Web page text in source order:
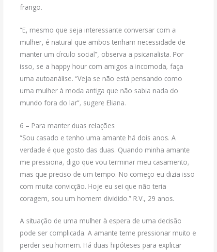
frango.
“E, mesmo que seja interessante conversar com a
mulher, é natural que ambos tenham necessidade de
manter um círculo social”, observa a psicanalista. Por
isso, se a happy hour com amigos a incomoda, faça
uma autoanálise. “Veja se não está pensando como
uma mulher à moda antiga que não sabia nada do
mundo fora do lar”, sugere Eliana.
6 – Para manter duas relações
“Sou casado e tenho uma amante há dois anos. A
verdade é que gosto das duas. Quando minha amante
me pressiona, digo que vou terminar meu casamento,
mas que preciso de um tempo. No começo eu dizia isso
com muita convicção. Hoje eu sei que não teria
coragem, sou um homem dividido.” R.V., 29 anos.
A situação de uma mulher à espera de uma decisão
pode ser complicada. A amante teme pressionar muito e
perder seu homem. Há duas hipóteses para explicar